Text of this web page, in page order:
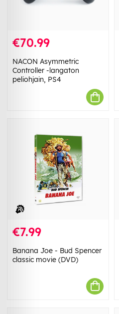
€70.99
NACON Asymmetric
Controller -langaton
peliohjain, PS4
€7.99
Banana Joe - Bud Spencer
classic movie (DVD)